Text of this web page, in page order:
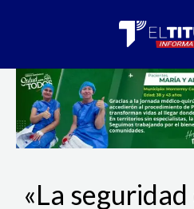
«La seguridad